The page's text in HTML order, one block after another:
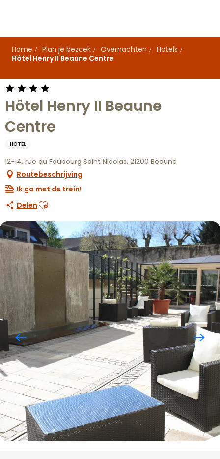
principal
Home
Plan je bezoek Overnachten
Hotels
Hôtel Henry II Beaune Centre
Hôtel Henry II Beaune
Centre
HOTEL
12-14, rue du Faubourg Saint Nicolas, 21200 Beaune
Routebeschrijving
Ik ga met de trein!
Delen Ajouter aux favoris